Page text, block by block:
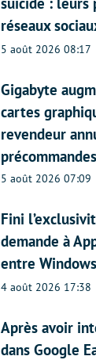
réseaux
5 août 2026 08:17
Gigabyte
cartes
revendeur
précommandes
5 août 2026 07:09
Fini
demande à
entre
4 août 2026 17:38
Après avoir
dans Google